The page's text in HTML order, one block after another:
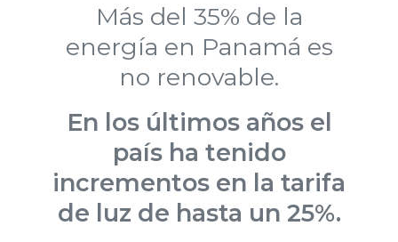
Más del 35% de la
energía en Panamá es
no renovable.
En los últimos años el
país ha tenido
incrementos en la tarifa
de luz de hasta un 25%.